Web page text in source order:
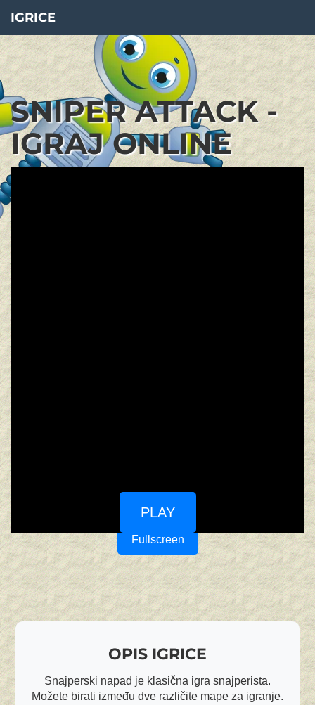
IGRICE
SNIPER ATTACK -
IGRAJ ONLINE
PLAY
Fullscreen
OPIS IGRICE
Snajperski napad je klasična igra snajperista.
Možete birati između dve različite mape za igranje.